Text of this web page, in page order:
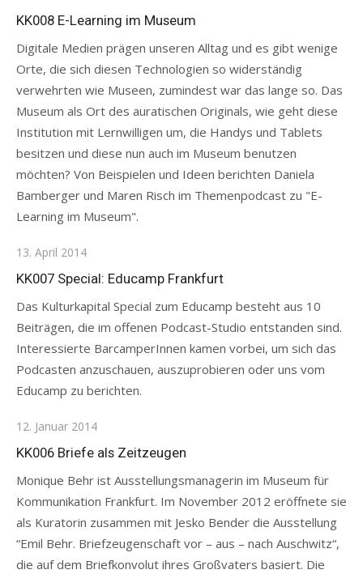
on
KK008 E-Learning im Museum
Digitale Medien prägen unseren Alltag und es gibt wenige
Orte, die sich diesen Technologien so widerständig
verwehrten wie Museen, zumindest war das lange so. Das
Museum als Ort des auratischen Originals, wie geht diese
Institution mit Lernwilligen um, die Handys und Tablets
besitzen und diese nun auch im Museum benutzen
möchten? Von Beispielen und Ideen berichten Daniela
Bamberger und Maren Risch im Themenpodcast zu "E-
Learning im Museum".
Posted
on
13. April 2014
KK007 Special: Educamp Frankfurt
Das Kulturkapital Special zum Educamp besteht aus 10
Beiträgen, die im offenen Podcast-Studio entstanden sind.
Interessierte BarcamperInnen kamen vorbei, um sich das
Podcasten anzuschauen, auszuprobieren oder uns vom
Educamp zu berichten.
Posted
on
12. Januar 2014
KK006 Briefe als Zeitzeugen
Monique Behr ist Ausstellungsmanagerin im Museum für
Kommunikation Frankfurt. Im November 2012 eröffnete sie
als Kuratorin zusammen mit Jesko Bender die Ausstellung
“Emil Behr. Briefzeugenschaft vor – aus – nach Auschwitz“,
die auf dem Briefkonvolut ihres Großvaters basiert. Die